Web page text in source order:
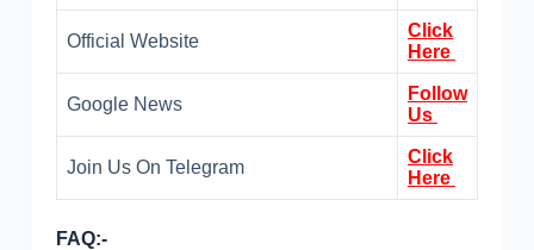
Official Website
Click
Here
Google News
Follow
Us
Join Us On Telegram
Click
Here
FAQ:-